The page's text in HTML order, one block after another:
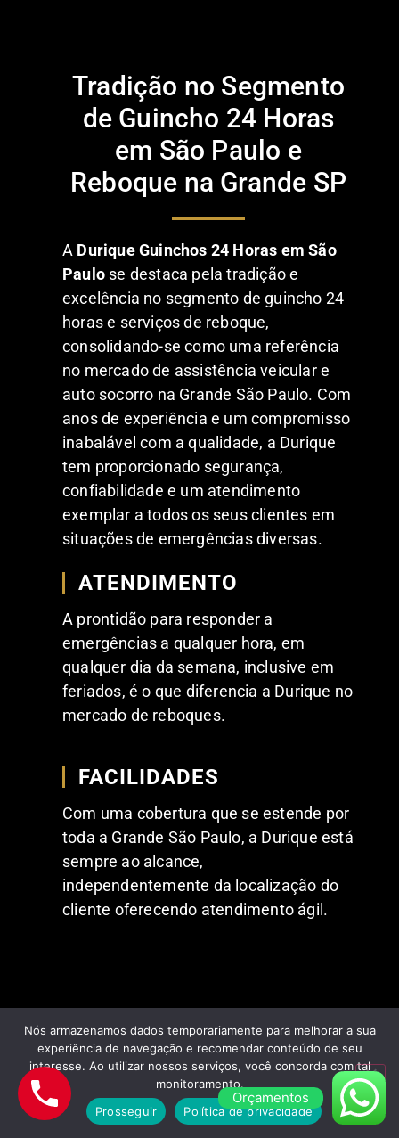
Tradição no Segmento
de Guincho 24 Horas
em São Paulo e
Reboque na Grande SP
A Durique Guinchos 24 Horas em São
Paulo se destaca pela tradição e
excelência no segmento de guincho 24
horas e serviços de reboque,
consolidando-se como uma referência
no mercado de assistência veicular e
auto socorro na Grande São Paulo. Com
anos de experiência e um compromisso
inabalável com a qualidade, a Durique
tem proporcionado segurança,
confiabilidade e um atendimento
exemplar a todos os seus clientes em
situações de emergências diversas.
ATENDIMENTO
A prontidão para responder a
emergências a qualquer hora, em
qualquer dia da semana, inclusive em
feriados, é o que diferencia a Durique no
mercado de reboques.
FACILIDADES
Com uma cobertura que se estende por
toda a Grande São Paulo, a Durique está
sempre ao alcance,
independentemente da localização do
cliente oferecendo atendimento ágil.
FEEDBACKS POSITIVOS DE NOSSOS
CLIENTESOrçamentos
Nós armazenamos dados temporariamente para melhorar a sua
experiência de navegação e recomendar conteúdo de seu
interesse. Ao utilizar nossos serviços, você concorda com tal
monitoramento.
Prosseguir
Política de privacidade